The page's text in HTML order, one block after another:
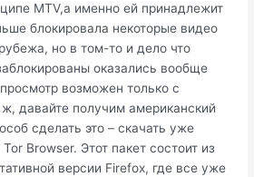
MTV,а именно ей принадлежит
блокировала некоторые видео
но в том-то и дело что
оказались вообще
возможен только с
давайте получим американский
сделать это – скачать уже
Browser. Этот пакет состоит из
версии Firefox, где все уже